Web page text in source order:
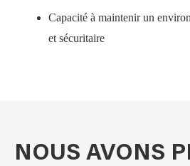
Capacité à maintenir un
et sécuritaire
NOUS AVONS